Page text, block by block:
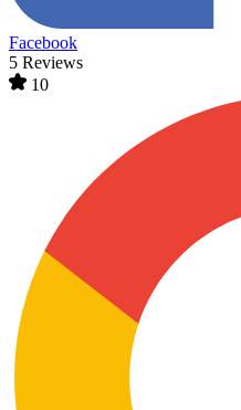
Facebook
5 Reviews
10